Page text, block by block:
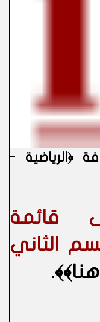
﴿الرياضية -
قائمة
الثاني